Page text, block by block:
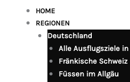
HOME
REGIONEN
Deutschland
Alle Ausflugsziele in
Fränkische Schweiz
Füssen im Allgäu